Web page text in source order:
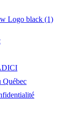
Québec